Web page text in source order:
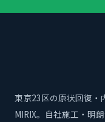
東京23区の原状回復・
MIRIX。自社施工・明